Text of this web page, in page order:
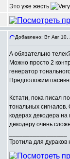
Это уже жесть
Добавлено: Вт Авг 10,
А обязательно
Можно просто 2
генератор
Предположим
Кстати, пока писал
тональных сигналов.
кодерах декодера на
декодеру очень
Тротила для